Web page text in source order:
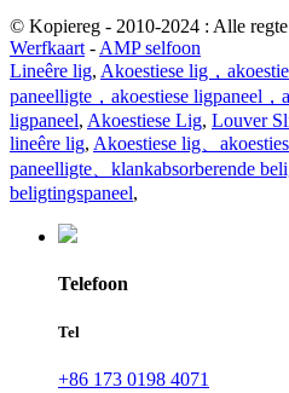
© Kopiereg - 2010-2024 : Alle
Werfkaart - AMP selfoon
Lineêre lig, Akoestiese lig，
paneelligte，akoestiese ligpaneel，
ligpaneel, Akoestiese Lig, Louver
lineêre lig, Akoestiese lig、
paneelligte、klankabsorberende
beligtingspaneel,
Telefoon
Tel
+86 173 0198 4071